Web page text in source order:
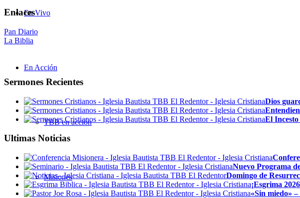
En Vivo
En Acción
TBB en acción
Misiones
Enlaces
Pan Diario
La Biblia
Sermones Recientes
Dios
El
Ultimas Noticias
Nuevo Programa
Domingo de
¡Esgrima
«Sin miedo»